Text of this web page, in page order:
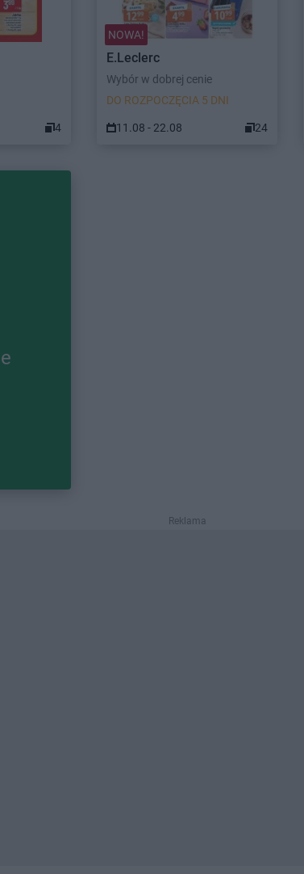
4
NOWA!
E.Leclerc
Wybór w dobrej cenie
DO ROZPOCZĘCIA 5 DNI
11.08 - 22.08 24
Reklama